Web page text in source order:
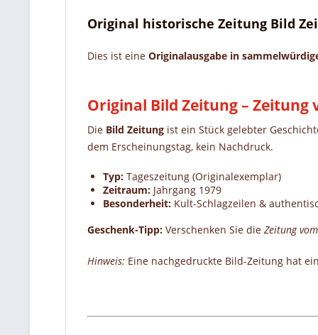
Original historische Zeitung Bild
Dies ist eine Originalausgabe in
Original Bild Zeitung – Zeitung
Die Bild Zeitung ist ein Stück gelebter
dem Erscheinungstag, kein Nachdruck.
Typ: Tageszeitung (Originalexemplar)
Zeitraum: Jahrgang 1979
Besonderheit: Kult-Schlagzeilen &
Geschenk-Tipp: Verschenken Sie die Zeitung
Hinweis: Eine nachgedruckte Bild-Zeitung hat